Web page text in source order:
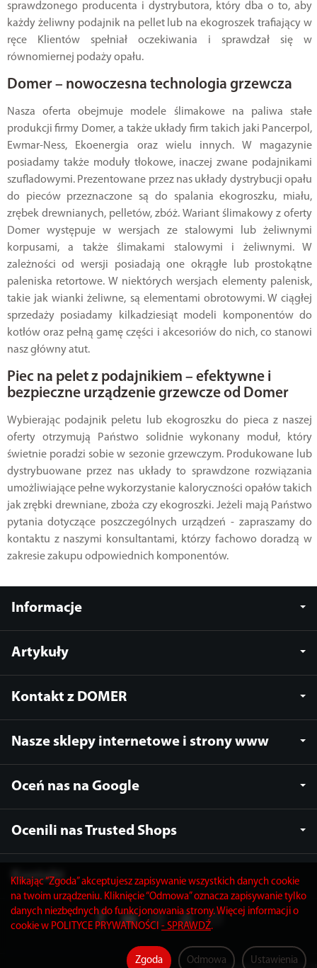
sprawdzonego producenta i dystrybutora, który dba o to, aby
każdy żeliwny podajnik na pellet lub na ekogroszek trafiający w
ręce Klientów spełniał oczekiwania i sprawdzał się w
równomiernej podaży opału.
Domer – nowoczesna technologia grzewcza
Nasza oferta obejmuje modele ślimakowe na paliwa stałe
produkcji firmy Domer, a także układy firm takich jaki Pancerpol,
Ewmar-Ness, Ekoenergia oraz wielu innych. W magazynie
posiadamy także moduły tłokowe, inaczej zwane podajnikami
szufladowymi. Prezentowane przez nas układy dystrybucji opału
do pieców przeznaczone są do spalania ekogroszku, miału,
zrębek drewnianych, pelletów, zbóż. Wariant ślimakowy z oferty
Domer występuje w wersjach ze stalowymi lub żeliwnymi
korpusami, a także ślimakami stalowymi i żeliwnymi. W
zależności od wersji posiadają one okrągłe lub prostokątne
paleniska retortowe. W niektórych wersjach elementy palenisk,
takie jak wianki żeliwne, są elementami obrotowymi. W ciągłej
sprzedaży posiadamy kilkadziesiąt modeli komponentów do
kotłów oraz pełną gamę części i akcesoriów do nich, co stanowi
nasz główny atut.
Piec na pelet z podajnikiem – efektywne i
bezpieczne urządzenie grzewcze od Domer
Wybierając podajnik peletu lub ekogroszku do pieca z naszej
oferty otrzymują Państwo solidnie wykonany moduł, który
świetnie poradzi sobie w sezonie grzewczym. Produkowane lub
dystrybuowane przez nas układy to sprawdzone rozwiązania
umożliwiające pełne wykorzystanie kaloryczności opałów takich
jak zrębki drewniane, zboża czy ekogroszki. Jeżeli mają Państwo
pytania dotyczące poszczególnych urządzeń - zapraszamy do
kontaktu z naszymi konsultantami, którzy fachowo doradzą w
zakresie zakupu odpowiednich komponentów.
Informacje
Artykuły
Kontakt z DOMER
Nasze sklepy internetowe i strony www
Oceń nas na Google
Ocenili nas Trusted Shops
Kontakt
Klikając “Zgoda” akceptujesz zapisywanie wszystkich danych cookie
na twoim urządzeniu. Kliknięcie “Odmowa” oznacza zapisywanie tylko
danych niezbędnych do funkcjonowania strony. Więcej informacji o
cookie w POLITYCE PRYWATNOŚCI - SPRAWDŹ.
Ustawienia
Odmowa
Zgoda